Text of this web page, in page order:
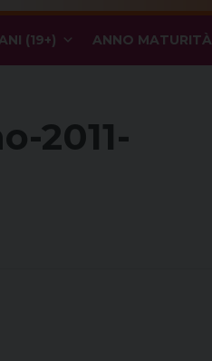
(19+) ANNO MATURITÀ
2011-